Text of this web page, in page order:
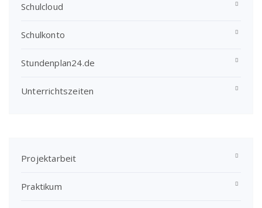
Schulcloud
Schulkonto
Stundenplan24.de
Unterrichtszeiten
Projektarbeit
Praktikum